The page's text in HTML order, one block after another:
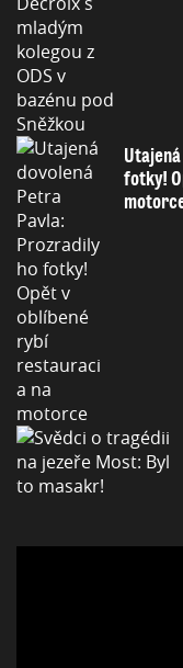
fotky!